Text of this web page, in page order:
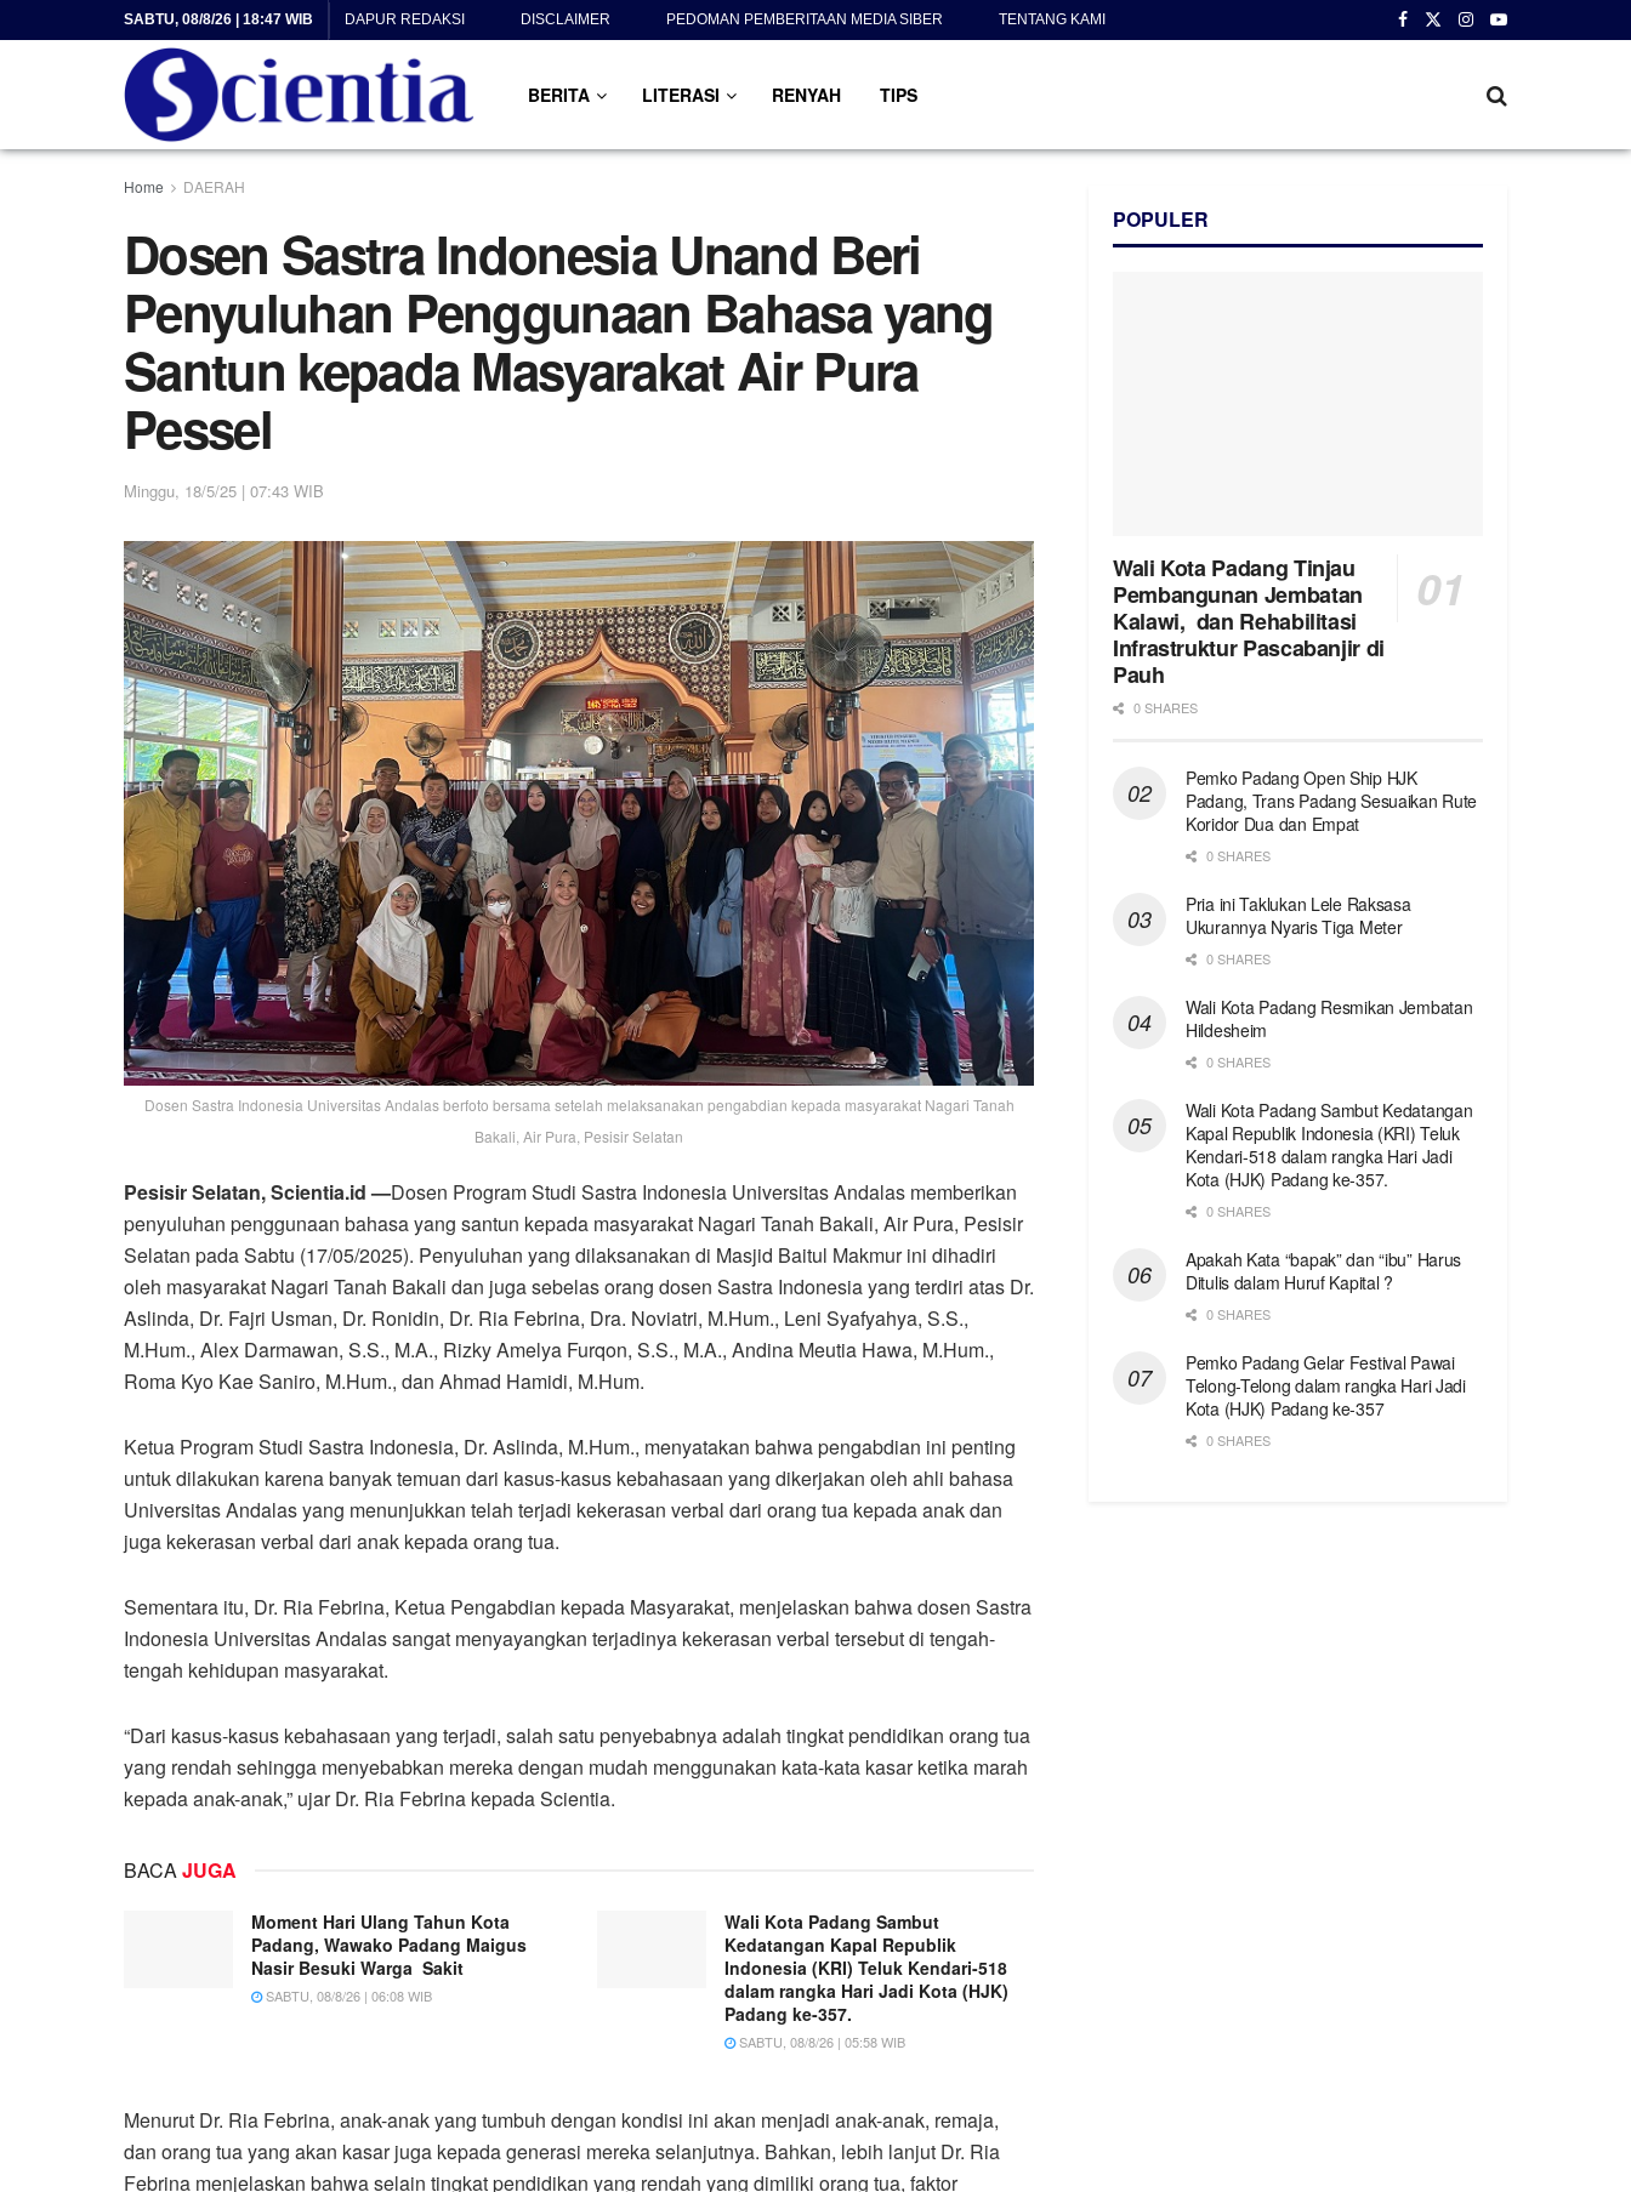
SABTU, 08/8/26 | 18:47 WIB DAPUR REDAKSI DISCLAIMER PEDOMAN PEMBERITAAN MEDIA SIBER TENTANG KAMI
BERITA LITERASI RENYAH TIPS
Home DAERAH
Dosen Sastra Indonesia Unand Beri
Penyuluhan Penggunaan Bahasa yang
Santun kepada Masyarakat Air Pura
Pessel
Minggu, 18/5/25 | 07:43 WIB
Dosen Sastra Indonesia Universitas Andalas berfoto bersama setelah melaksanakan pengabdian kepada masyarakat Nagari Tanah
Bakali, Air Pura, Pesisir Selatan
Pesisir Selatan, Scientia.id—Dosen Program Studi Sastra Indonesia Universitas Andalas memberikan
penyuluhan penggunaan bahasa yang santun kepada masyarakat Nagari Tanah Bakali, Air Pura, Pesisir
Selatan pada Sabtu (17/05/2025). Penyuluhan yang dilaksanakan di Masjid Baitul Makmur ini dihadiri
oleh masyarakat Nagari Tanah Bakali dan juga sebelas orang dosen Sastra Indonesia yang terdiri atas Dr.
Aslinda, Dr. Fajri Usman, Dr. Ronidin, Dr. Ria Febrina, Dra. Noviatri, M.Hum., Leni Syafyahya, S.S.,
M.Hum., Alex Darmawan, S.S., M.A., Rizky Amelya Furqon, S.S., M.A., Andina Meutia Hawa, M.Hum.,
Roma Kyo Kae Saniro, M.Hum., dan Ahmad Hamidi, M.Hum.
Ketua Program Studi Sastra Indonesia, Dr. Aslinda, M.Hum., menyatakan bahwa pengabdian ini penting
untuk dilakukan karena banyak temuan dari kasus-kasus kebahasaan yang dikerjakan oleh ahli bahasa
Universitas Andalas yang menunjukkan telah terjadi kekerasan verbal dari orang tua kepada anak dan
juga kekerasan verbal dari anak kepada orang tua.
Sementara itu, Dr. Ria Febrina, Ketua Pengabdian kepada Masyarakat, menjelaskan bahwa dosen Sastra
Indonesia Universitas Andalas sangat menyayangkan terjadinya kekerasan verbal tersebut di tengah-
tengah kehidupan masyarakat.
“Dari kasus-kasus kebahasaan yang terjadi, salah satu penyebabnya adalah tingkat pendidikan orang tua
yang rendah sehingga menyebabkan mereka dengan mudah menggunakan kata-kata kasar ketika marah
kepada anak-anak,” ujar Dr. Ria Febrina kepada Scientia.
BACAJUGA
Moment Hari Ulang Tahun Kota
Padang, Wawako Padang Maigus
Nasir Besuki Warga Sakit
SABTU, 08/8/26 | 06:08 WIB
Wali Kota Padang Sambut
Kedatangan Kapal Republik
Indonesia (KRI) Teluk Kendari-518
dalam rangka Hari Jadi Kota (HJK)
Padang ke-357.
SABTU, 08/8/26 | 05:58 WIB
Menurut Dr. Ria Febrina, anak-anak yang tumbuh dengan kondisi ini akan menjadi anak-anak, remaja,
dan orang tua yang akan kasar juga kepada generasi mereka selanjutnya. Bahkan, lebih lanjut Dr. Ria
Febrina menjelaskan bahwa selain tingkat pendidikan yang rendah yang dimiliki orang tua, faktor
POPULER
Wali Kota Padang Tinjau
Pembangunan Jembatan
Kalawi, dan Rehabilitasi
Infrastruktur Pascabanjir di
Pauh
0 SHARES
Pemko Padang Open Ship HJK
Padang, Trans Padang Sesuaikan Rute
Koridor Dua dan Empat
0 SHARES
Pria ini Taklukan Lele Raksasa
Ukurannya Nyaris Tiga Meter
0 SHARES
Wali Kota Padang Resmikan Jembatan
Hildesheim
0 SHARES
Wali Kota Padang Sambut Kedatangan
Kapal Republik Indonesia (KRI) Teluk
Kendari-518 dalam rangka Hari Jadi
Kota (HJK) Padang ke-357.
0 SHARES
Apakah Kata “bapak” dan “ibu” Harus
Ditulis dalam Huruf Kapital ?
0 SHARES
Pemko Padang Gelar Festival Pawai
Telong-Telong dalam rangka Hari Jadi
Kota (HJK) Padang ke-357
0 SHARES